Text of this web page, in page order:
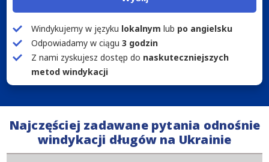
Windykujemy w języku lokalnym lub po angielsku
Odpowiadamy w ciągu 3 godzin
Z nami zyskujesz dostęp do naskuteczniejszych
metod windykacji
Najczęściej zadawane pytania odnośnie
windykacji długów na Ukrainie